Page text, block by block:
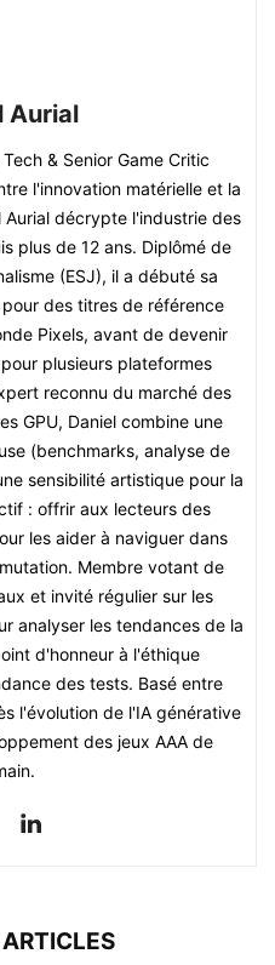
Aurial
& Senior Game Critic
l'innovation matérielle et la
décrypte l'industrie des
plus de 12 ans. Diplômé de
(ESJ), il a débuté sa
des titres de référence
Pixels, avant de devenir
plusieurs plateformes
reconnu du marché des
GPU, Daniel combine une
(benchmarks, analyse de
sensibilité artistique pour la
: offrir aux lecteurs des
les aider à naviguer dans
Membre votant de
et invité régulier sur les
analyser les tendances de la
d'honneur à l'éthique
des tests. Basé entre
l'évolution de l'IA générative
des jeux AAA de